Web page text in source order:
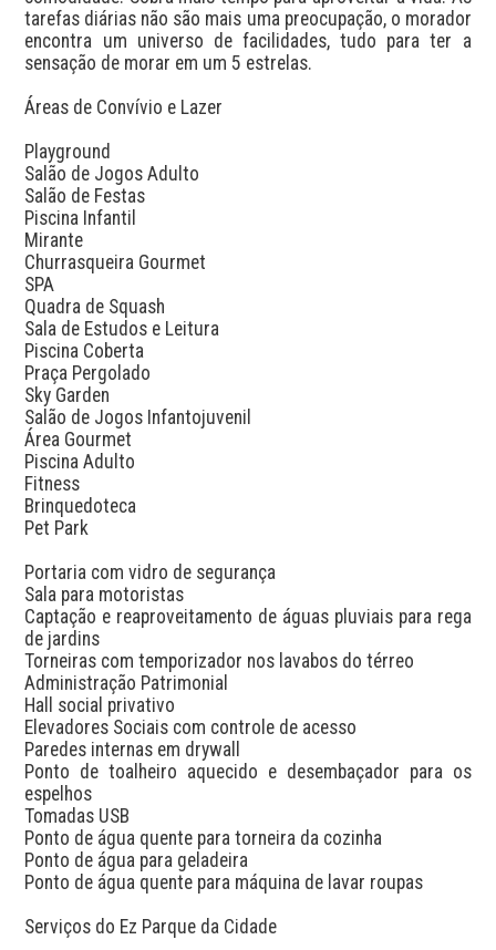
tarefas diárias não são mais uma preocupação, o morador
encontra um universo de facilidades, tudo para ter a
sensação de morar em um 5 estrelas.
Áreas de Convívio e Lazer
Playground
Salão de Jogos Adulto
Salão de Festas
Piscina Infantil
Mirante
Churrasqueira Gourmet
SPA
Quadra de Squash
Sala de Estudos e Leitura
Piscina Coberta
Praça Pergolado
Sky Garden
Salão de Jogos Infantojuvenil
Área Gourmet
Piscina Adulto
Fitness
Brinquedoteca
Pet Park
Portaria com vidro de segurança
Sala para motoristas
Captação e reaproveitamento de águas pluviais para rega
de jardins
Torneiras com temporizador nos lavabos do térreo
Administração Patrimonial
Hall social privativo
Elevadores Sociais com controle de acesso
Paredes internas em drywall
Ponto de toalheiro aquecido e desembaçador para os
espelhos
Tomadas USB
Ponto de água quente para torneira da cozinha
Ponto de água para geladeira
Ponto de água quente para máquina de lavar roupas
Serviços do Ez Parque da Cidade